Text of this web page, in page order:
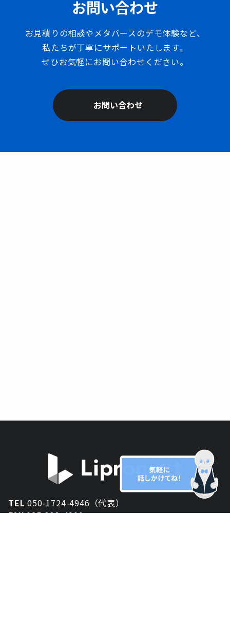
お問い合わせ
お見積りの相談やメタバースのデモ体験など、
私たちが丁寧にサポートいたします。
ぜひお気軽にお問い合わせください。
お問い合わせ
TEL050-1724-4946（代表）
FAX025-333-4900